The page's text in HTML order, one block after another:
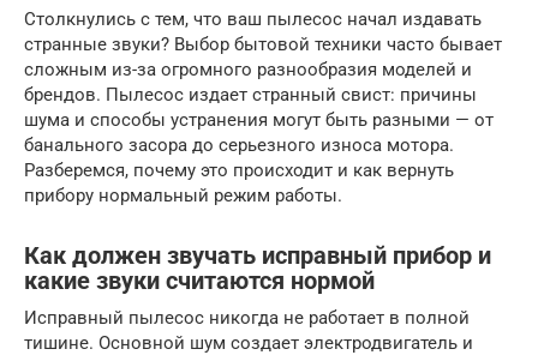
Столкнулись с тем, что ваш пылесос начал издавать
странные звуки? Выбор бытовой техники часто бывает
сложным из-за огромного разнообразия моделей и
брендов. Пылесос издает странный свист: причины
шума и способы устранения могут быть разными — от
банального засора до серьезного износа мотора.
Разберемся, почему это происходит и как вернуть
прибору нормальный режим работы.
Как должен звучать исправный прибор и
какие звуки считаются нормой
Исправный пылесос никогда не работает в полной
тишине. Основной шум создает электродвигатель и